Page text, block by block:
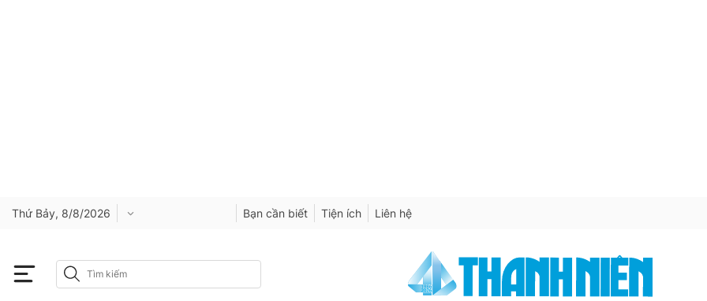
Thứ Bảy, 8/8/2026 Bạn cần biết Tiện ích Liên hệ